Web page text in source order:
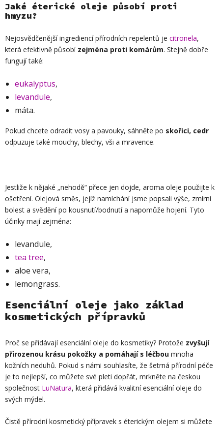
Jaké éterické oleje působí proti
hmyzu?
Nejosvědčenější ingrediencí přírodních repelentů je citronela,
která efektivně působí zejména proti komárům. Stejně dobře
fungují také:
eukalyptus,
levandule,
máta.
Pokud chcete odradit vosy a pavouky, sáhněte po skořici, cedr
odpuzuje také mouchy, blechy, vši a mravence.
Jestliže k nějaké „nehodě“ přece jen dojde, aroma oleje použijte k
ošetření. Olejová směs, jejíž namíchání jsme popsali výše, zmírní
bolest a svědění po kousnutí/bodnutí a napomůže hojení. Tyto
účinky mají zejména:
levandule,
tea tree,
aloe vera,
lemongrass.
Esenciální oleje jako základ
kosmetických přípravků
Proč se přidávají esenciální oleje do kosmetiky? Protože zvyšují
přirozenou krásu pokožky a pomáhají s léčbou mnoha
kožních neduhů. Pokud s námi souhlasíte, že šetrná přírodní péče
je to nejlepší, co můžete své pleti dopřát, mrkněte na českou
společnost LuNatura, která přidává kvalitní esenciální oleje do
svých mýdel.
Čistě přírodní kosmetický přípravek s éterickým olejem si můžete